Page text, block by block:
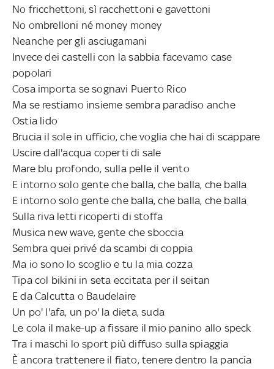
No fricchettoni, sì racchettoni e gavettoni
No ombrelloni né money money
Neanche per gli asciugamani
Invece dei castelli con la sabbia facevamo case
popolari
Cosa importa se sognavi Puerto Rico
Ma se restiamo insieme sembra paradiso anche
Ostia lido
Brucia il sole in ufficio, che voglia che hai di scappare
Uscire dall'acqua coperti di sale
Mare blu profondo, sulla pelle il vento
E intorno solo gente che balla, che balla, che balla
E intorno solo gente che balla, che balla, che balla
Sulla riva letti ricoperti di stoffa
Musica new wave, gente che sboccia
Sembra quei privé da scambi di coppia
Ma io sono lo scoglio e tu la mia cozza
Tipa col bikini in seta eccitata per il seitan
E da Calcutta o Baudelaire
Un po' l'afa, un po' la dieta, suda
Le cola il make-up a fissare il mio panino allo speck
Tra i maschi lo sport più diffuso sulla spiaggia
È ancora trattenere il fiato, tenere dentro la pancia